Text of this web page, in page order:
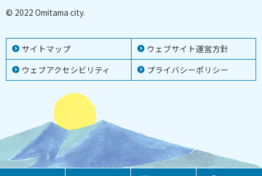
サイトマップ
ウェブサイト運営方針
ウェブアクセシビリティ
プライバシーポリシー
© 2022 Omitama city.